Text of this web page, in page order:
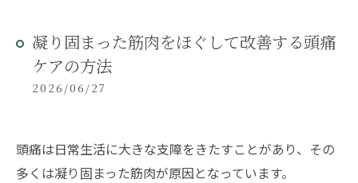
凝り固まった筋肉をほぐして改善する頭痛
ケアの方法
2026/06/27
頭痛は日常生活に大きな支障をきたすことがあり、その
多くは凝り固まった筋肉が原因となっています。